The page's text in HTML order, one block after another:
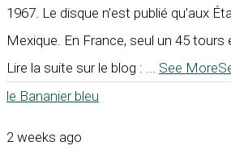
1967. Le disque n’est publié qu’aux
Mexique. En France, seul un 45 tours
Lire la suite sur le blog :
See More
le Bananier bleu
2 weeks ago